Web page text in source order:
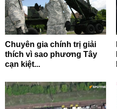
Chuyên gia chính trị giải
thích vì sao phương Tây
cạn kiệt...